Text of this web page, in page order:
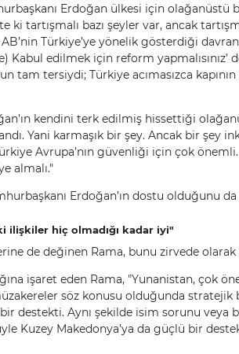
Erdoğan ülkesi için olağanüstü
ki tartışmalı bazı şeyler var, ancak
Türkiye’ye yönelik gösterdiği
Kabul edilmek için reform yapmalısınız’
tam tersiydi; Türkiye acımasızca kapının
kendini terk edilmiş hissettiği
Yani karmaşık bir şey. Ancak bir şey
Avrupa’nın güvenliği için çok
almalı."
Erdoğan’ın dostu olduğunu
ilişkiler hiç olmadığı kadar iyi"
de değinen Rama, bunu zirvede
işaret eden Rama, "Yunanistan, çok
söz konusu olduğunda stratejik
destekti. Aynı şekilde isim sorunu veya
Kuzey Makedonya’ya da güçlü bir